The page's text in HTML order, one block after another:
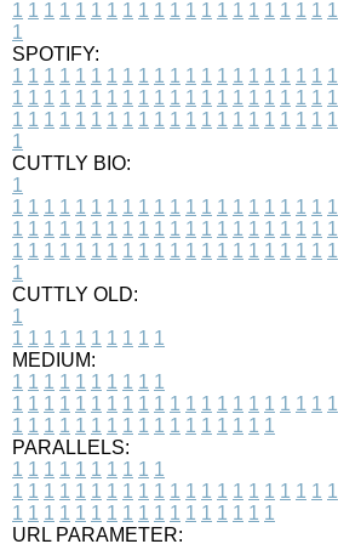
1 1 1 1 1 1 1 1 1 1 1 1 1 1 1 1 1 1 1 1 1
1
SPOTIFY:
1 1 1 1 1 1 1 1 1 1 1 1 1 1 1 1 1 1 1 1 1
1 1 1 1 1 1 1 1 1 1 1 1 1 1 1 1 1 1 1 1 1
1 1 1 1 1 1 1 1 1 1 1 1 1 1 1 1 1 1 1 1 1
1
CUTTLY BIO:
1
1 1 1 1 1 1 1 1 1 1 1 1 1 1 1 1 1 1 1 1 1
1 1 1 1 1 1 1 1 1 1 1 1 1 1 1 1 1 1 1 1 1
1 1 1 1 1 1 1 1 1 1 1 1 1 1 1 1 1 1 1 1 1
1
CUTTLY OLD:
1
1 1 1 1 1 1 1 1 1 1
MEDIUM:
1 1 1 1 1 1 1 1 1 1
1 1 1 1 1 1 1 1 1 1 1 1 1 1 1 1 1 1 1 1 1
1 1 1 1 1 1 1 1 1 1 1 1 1 1 1 1 1
PARALLELS:
1 1 1 1 1 1 1 1 1 1
1 1 1 1 1 1 1 1 1 1 1 1 1 1 1 1 1 1 1 1 1
1 1 1 1 1 1 1 1 1 1 1 1 1 1 1 1 1
URL PARAMETER: